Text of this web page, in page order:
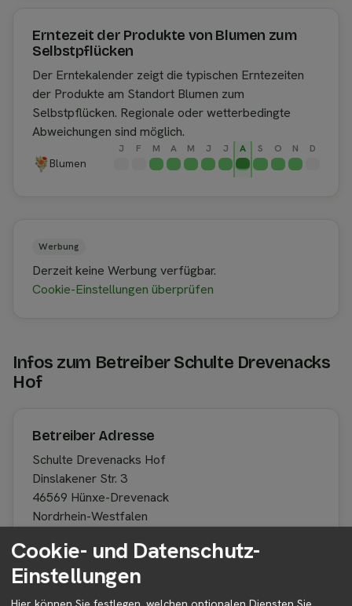
Erntezeit der Produkte von Blumen zum
Selbstpflücken
Der Erntekalender zeigt die typischen Erntezeiten
der Produkte am Standort Blumen zum
Selbstpflücken. Regionale oder wetterbedingte
Abweichungen sind möglich.
J F M A M J J A S O N D
Blumen
Werbung
Derzeit keine Werbung verfügbar.
Cookie-Einstellungen überprüfen
Infos zum Betreiber Schulte Drevenacks
Hof
Betreiber Adresse
Schulte Drevenacks Hof
Dinslakener Str. 3
46569 Hünxe-Drevenack
Nordrhein-Westfalen
Cookie- und Datenschutz-
Einstellungen